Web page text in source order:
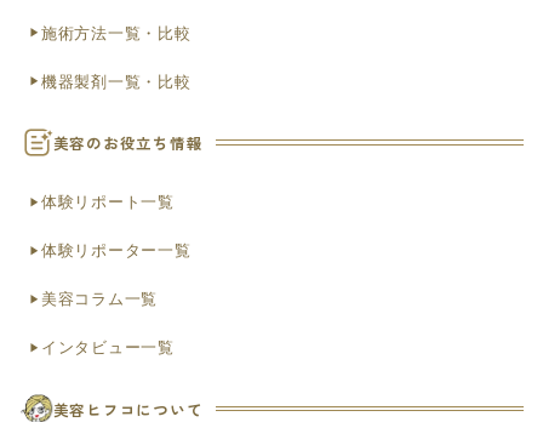
施術方法一覧・比較
機器製剤一覧・比較
美容のお役立ち情報
体験リポート一覧
体験リポーター一覧
美容コラム一覧
インタビュー一覧
美容ヒフコについて